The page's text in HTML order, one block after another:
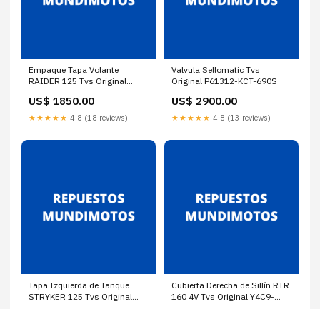
Empaque Tapa Volante
RAIDER 125 Tvs Original
WHEEL COVER
PACKING:Default Title
US$ 1850.00
★★★★★ 4.8 (18 reviews)
Valvula Sellomatic Tvs
Original P61312-KCT-690S
US$ 2900.00
★★★★★ 4.8 (13 reviews)
Tapa Izquierda de Tanque
STRYKER 125 Tvs Original
Cubierta Derecha de Sillín RTR
160 4V Tvs Original Y4C9-